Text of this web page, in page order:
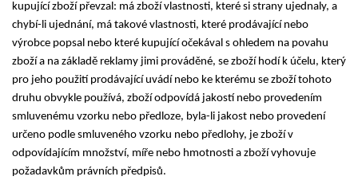
kupující zboží převzal: má zboží vlastnosti, které si strany ujednaly, a
chybí-li ujednání, má takové vlastnosti, které prodávající nebo
výrobce popsal nebo které kupující očekával s ohledem na povahu
zboží a na základě reklamy jimi prováděné, se zboží hodí k účelu, který
pro jeho použití prodávající uvádí nebo ke kterému se zboží tohoto
druhu obvykle používá, zboží odpovídá jakostí nebo provedením
smluvenému vzorku nebo předloze, byla-li jakost nebo provedení
určeno podle smluveného vzorku nebo předlohy, je zboží v
odpovídajícím množství, míře nebo hmotnosti a zboží vyhovuje
požadavkům právních předpisů.